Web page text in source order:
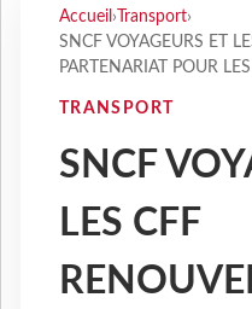
Accueil › Transport›
SNCF VOYAGEURS ET
PARTENARIAT POUR
TRANSPORT
SNCF
LES CFF